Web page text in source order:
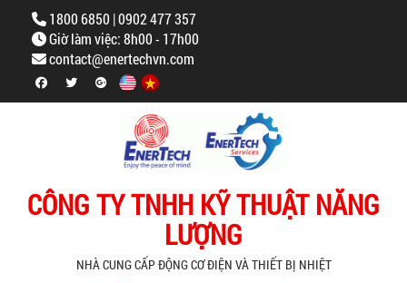
1800 6850 | 0902 477 357
Giờ làm việc: 8h00 - 17h00
contact@enertechvn.com
CÔNG TY TNHH KỸ THUẬT NĂNG
LƯỢNG
NHÀ CUNG CẤP ĐỘNG CƠ ĐIỆN VÀ THIẾT BỊ NHIỆT